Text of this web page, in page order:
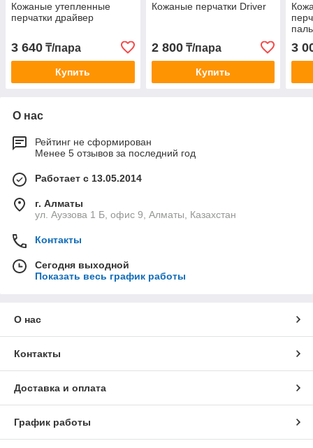
Кожаные утепленные
перчатки драйвер
3 640 ₸/пара
Купить
Кожаные перчатки Driver
2 800₸/пара
Купить
3
О нас
Рейтинг не сформирован
Менее 5 отзывов за последний год
Работает с 13.05.2014
г. Алматы
ул. Ауэзова 1 Б, офис 9, Алматы, Казахстан
Контакты
Сегодня выходной
Показать весь график работы
О нас
Контакты
Доставка и оплата
График работы